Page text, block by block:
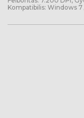
Kompatibilis: Windows 7